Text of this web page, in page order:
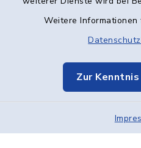
Weitere Informationen
Zur
Elektronische